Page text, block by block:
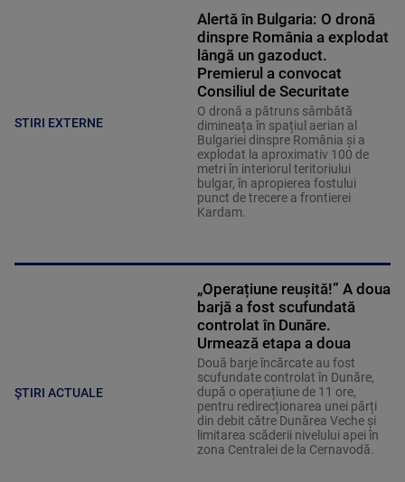
STIRI EXTERNE
Alertă în Bulgaria: O dronă
dinspre România a explodat
lângă un gazoduct.
Premierul a convocat
Consiliul de Securitate
O dronă a pătruns sâmbătă
dimineața în spațiul aerian al
Bulgariei dinspre România și a
explodat la aproximativ 100 de
metri în interiorul teritoriului
bulgar, în apropierea fostului
punct de trecere a frontierei
Kardam.
ȘTIRI ACTUALE
„Operațiune reușită!” A doua
barjă a fost scufundată
controlat în Dunăre.
Urmează etapa a doua
Două barje încărcate au fost
scufundate controlat în Dunăre,
după o operațiune de 11 ore,
pentru redirecționarea unei părți
din debit către Dunărea Veche și
limitarea scăderii nivelului apei în
zona Centralei de la Cernavodă.